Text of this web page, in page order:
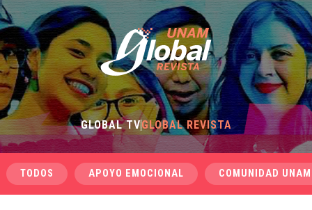
GLOBAL TVGLOBAL REVISTA
TODOS APOYO EMOCIONAL COMUNIDAD UNAM